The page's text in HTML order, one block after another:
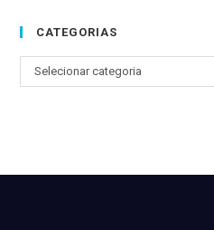
CATEGORIAS
Selecionar categoria